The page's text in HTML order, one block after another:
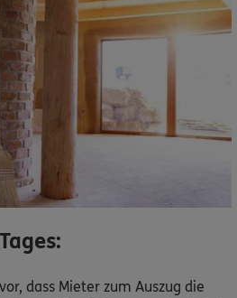
informieren
benötigen?
dass Mieter zum Auszug die